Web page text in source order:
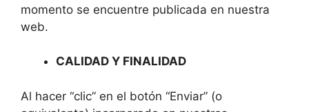
momento se encuentre publicada en nuestra
web.
CALIDAD Y FINALIDAD
Al hacer “clic” en el botón “Enviar” (o